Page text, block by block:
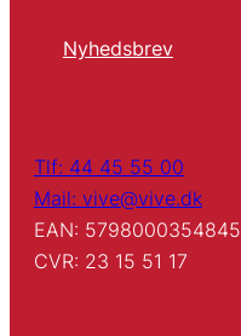
Nyhedsbrev
Tlf: 44 45 55 00
Mail: vive@vive.dk
EAN: 5798000354845
CVR: 23 15 51 17